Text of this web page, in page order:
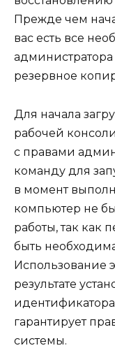
Прежде чем
вас есть все
резервное
Для начала
рабочей
с правами
команду для
в момент
компьютер не
работы, так как
быть
Использование
результате
гарантирует
системы.